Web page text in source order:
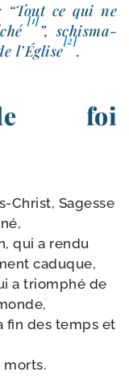
“Tout ce qui ne
[1]
”, schis­ma­
l’Église
[2]
.
de foi
​Christ, Sagesse
qui a ren­du
caduque,
a triom­phé de
fin des temps et
morts.